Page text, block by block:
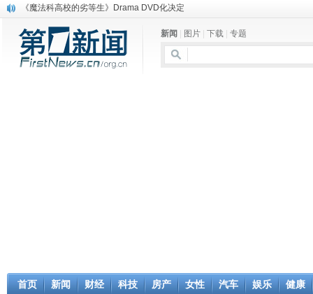
《魔法科高校的劣等生》Drama DVD化决定
消息称刘强东要求京东商城明年扭亏为盈
保健品也能吃出一身病? 康宝莱员工自揭多项家丑
煤价"跳水"电企利润"蹦高" 电煤联动亟待完善
新闻 图片 下载 专题
首页 新闻 财经 科技 房产 女性 汽车 娱乐 健康